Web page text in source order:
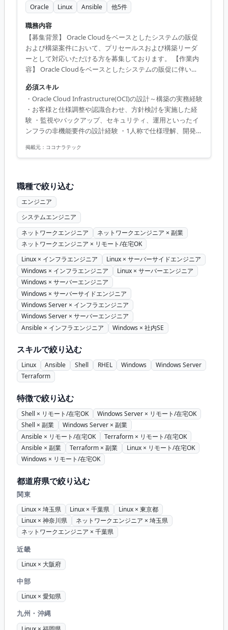
Oracle Linux Ansible 他5件
職務内容
【募集背景】 Oracle Cloudをベースとしたシステムの販促
および構築案件において、プリセールスおよび構築リーダ
ーとして対応いただける方を募集しております。 【作業内
容】 Oracle Cloudをベースとしたシステムの販促に伴い、
ールス業務をご担当いただきます。また、受注した案件に
おいては、プロジェクトリーダーとしてメンバーへの指示
出しを行いながら、Oracle Cloud Infrastructureを中心とし
たクラウド基盤の設計・構築や移行作業、監視・バックア
ップ・セキュリティ・運用といった非機能要件の設計を行
っていただきます。 【求める人物像】 ...
必須スキル
・Oracle Cloud Infrastructure(OCI)の設計～構築の実務経験
・お客様と仕様調整や認識合わせ、方針検討を実施した経
験 ・監視やバックアップ、セキュリティ、運用といったイ
ンフラの非機能要件の設計経験 ・1人称で仕様理解、開発等
・作業の効率化や自動化を考えられること ・チーム内メン
を含む作業のスケジューリング、タスク管理、課題管理、
お客様への報告・説明を実施できること
掲載元： ココナラテック
職種で絞り込む
エンジニア
システムエンジニア
ネットワークエンジニア
ネットワークエンジニア × 副業
ネットワークエンジニア × リモート/在宅OK
Linux × インフラエンジニア
Linux × サーバーサイドエンジニア
Windows × インフラエンジニア
Linux × サーバーエンジニア
Windows × サーバーエンジニア
Windows × サーバーサイドエンジニア
Windows Server × インフラエンジニア
Windows Server × サーバーエンジニア
Ansible × インフラエンジニア
Windows × 社内SE
スキルで絞り込む
Linux Ansible Shell RHEL Windows
Windows Server
Terraform
特徴で絞り込む
Shell × リモート/在宅OK
Windows Server × リモート/在宅OK
Shell × 副業
Windows Server × 副業
Ansible × リモート/在宅OK
Terraform × リモート/在宅OK
Ansible × 副業
Terraform × 副業
Linux × リモート/在宅OK
Windows × リモート/在宅OK
都道府県で絞り込む
関東
Linux × 埼玉県 Linux × 千葉県
Linux × 東京都
Linux × 神奈川県
ネットワークエンジニア × 埼玉県
ネットワークエンジニア × 千葉県
近畿
Linux × 大阪府
中部
Linux × 愛知県
九州・沖縄